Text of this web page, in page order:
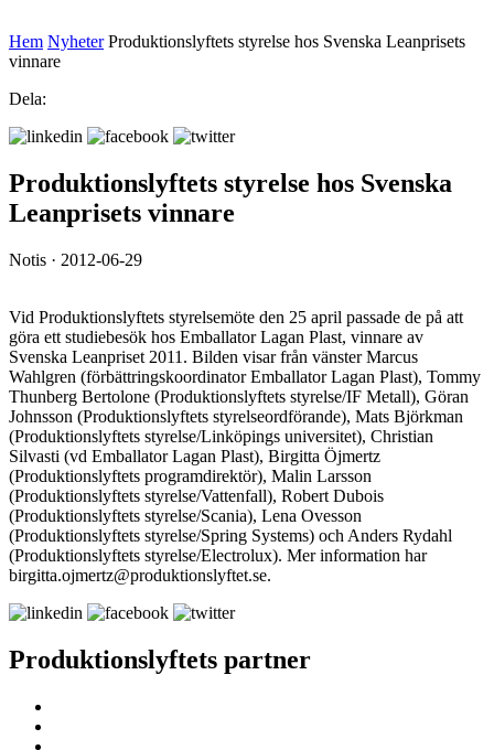
Hem Nyheter Produktionslyftets styrelse hos Svenska Leanprisets
vinnare
Dela:
Produktionslyftets styrelse hos Svenska
Leanprisets vinnare
Notis · 2012-06-29
Vid Produktionslyftets styrelsemöte den 25 april passade de på att
göra ett studiebesök hos Emballator Lagan Plast, vinnare av
Svenska Leanpriset 2011. Bilden visar från vänster Marcus
Wahlgren (förbättringskoordinator Emballator Lagan Plast), Tommy
Thunberg Bertolone (Produktionslyftets styrelse/IF Metall), Göran
Johnsson (Produktionslyftets styrelseordförande), Mats Björkman
(Produktionslyftets styrelse/Linköpings universitet), Christian
Silvasti (vd Emballator Lagan Plast), Birgitta Öjmertz
(Produktionslyftets programdirektör), Malin Larsson
(Produktionslyftets styrelse/Vattenfall), Robert Dubois
(Produktionslyftets styrelse/Scania), Lena Ovesson
(Produktionslyftets styrelse/Spring Systems) och Anders Rydahl
(Produktionslyftets styrelse/Electrolux). Mer information har
birgitta.ojmertz@produktionslyftet.se.
Produktionslyftets partner